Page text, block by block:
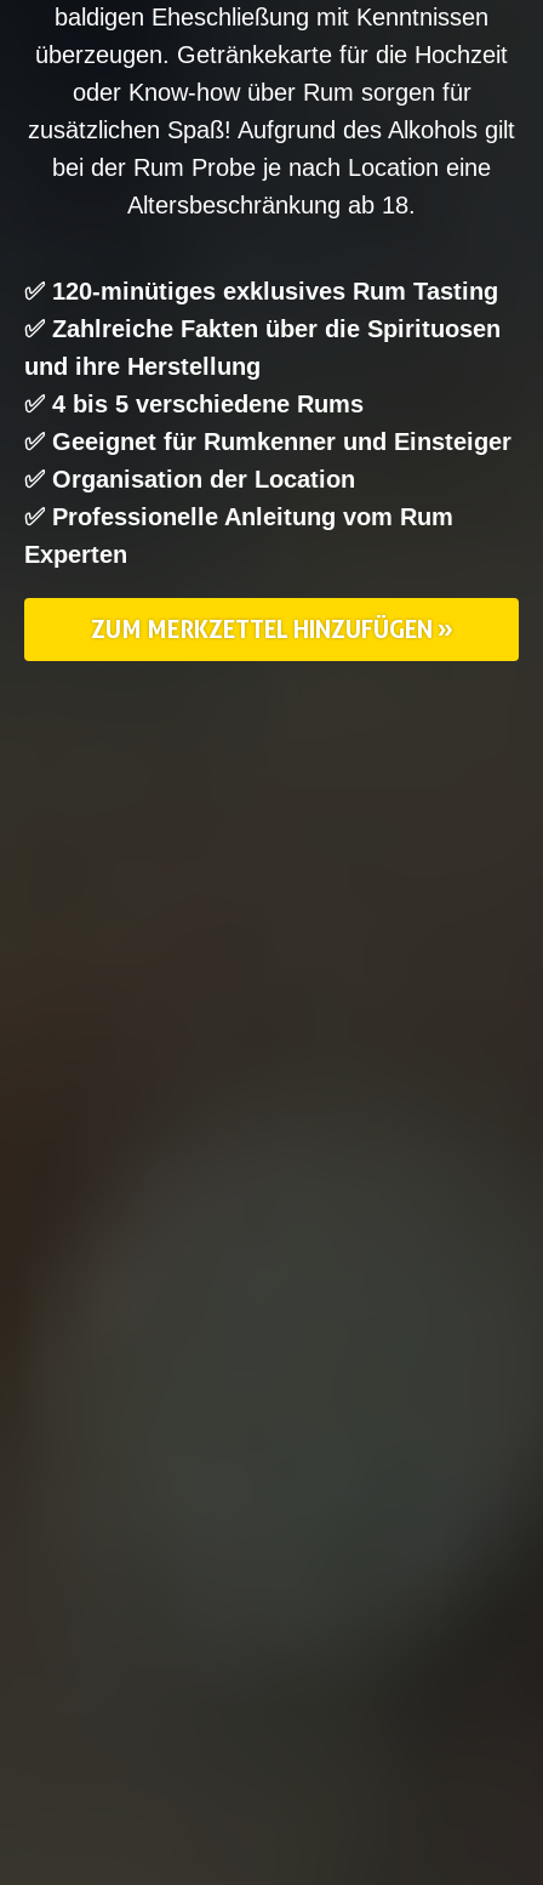
baldigen Eheschließung mit Kenntnissen
überzeugen. Getränkekarte für die Hochzeit
oder Know-how über Rum sorgen für
zusätzlichen Spaß! Aufgrund des Alkohols gilt
bei der Rum Probe je nach Location eine
Altersbeschränkung ab 18.
✅ 120-minütiges exklusives Rum Tasting
✅ Zahlreiche Fakten über die Spirituosen
und ihre Herstellung
✅ 4 bis 5 verschiedene Rums
✅ Geeignet für Rumkenner und Einsteiger
✅ Organisation der Location
✅ Professionelle Anleitung vom Rum
Experten
ZUM MERKZETTEL HINZUFÜGEN »